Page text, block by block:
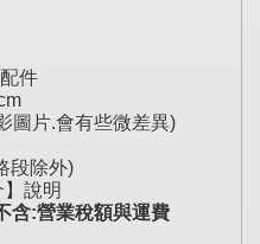
件
圖片.會有些微差異)
段除外)
說明
含:營業稅額與運費